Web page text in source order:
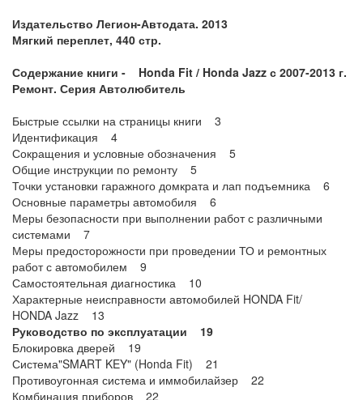
Издательство Легион-Автодата. 2013
Мягкий переплет, 440 стр.
Содержание книги - Honda Fit / Honda Jazz с 2007-2013 г.
Ремонт. Серия Автолюбитель
Быстрые ссылки на страницы книги 3
Идентификация 4
Сокращения и условные обозначения 5
Общие инструкции по ремонту 5
Точки установки гаражного домкрата и лап подъемника 6
Основные параметры автомобиля 6
Меры безопасности при выполнении работ с различными
системами 7
Меры предосторожности при проведении ТО и ремонтных
работ с автомобилем 9
Самостоятельная диагностика 10
Характерные неисправности автомобилей HONDA Fit/
HONDA Jazz 13
Руководство по эксплуатации 19
Блокировка дверей 19
Система"SMART KEY" (Honda Fit) 21
Противоугонная система и иммобилайзер 22
Комбинация приборов 22